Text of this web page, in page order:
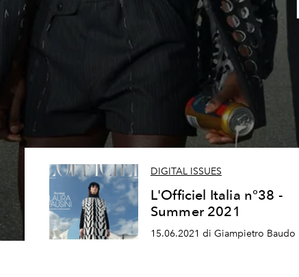
DIGITAL ISSUES
L'Officiel Italia n°38 -
Summer 2021
15.06.2021 di Giampietro Baudo